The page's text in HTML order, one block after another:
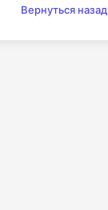
Вернуться назад